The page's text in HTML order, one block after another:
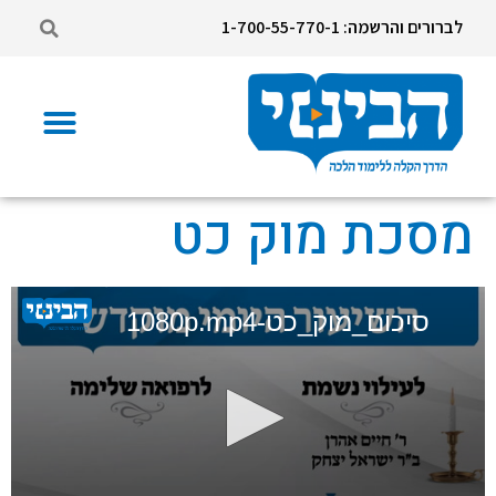
לברורים והרשמה: 1-700-55-770-1
מסכת מוק כט
סיכום_מוק_כט-1080p.mp4